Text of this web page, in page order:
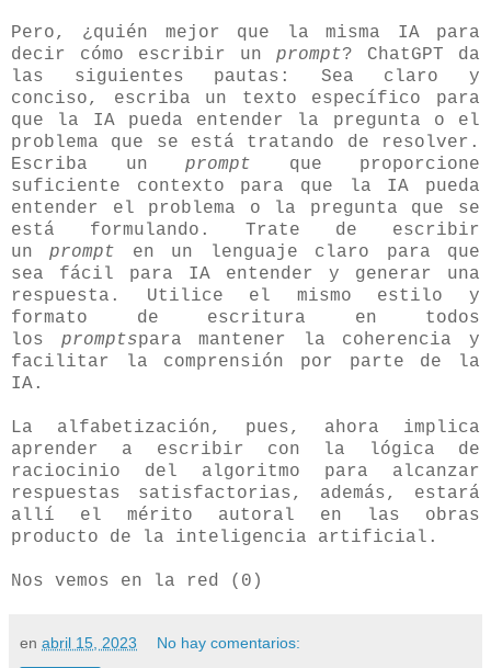
Pero, ¿quién mejor que la misma IA para
decir cómo escribir un prompt? ChatGPT da
las siguientes pautas: Sea claro y
conciso, escriba un texto específico para
que la IA pueda entender la pregunta o el
problema que se está tratando de resolver.
Escriba un prompt que proporcione
suficiente contexto para que la IA pueda
entender el problema o la pregunta que se
está formulando. Trate de escribir
unprompt en un lenguaje claro para que
sea fácil para IA entender y generar una
respuesta. Utilice el mismo estilo y
formato de escritura en todos
los promptspara mantener la coherencia y
facilitar la comprensión por parte de la
IA.
La alfabetización, pues, ahora implica
aprender a escribir con la lógica de
raciocinio del algoritmo para alcanzar
respuestas satisfactorias, además, estará
allí el mérito autoral en las obras
producto de la inteligencia artificial.
Nos vemos en la red (0)
en abril 15, 2023 No hay comentarios: